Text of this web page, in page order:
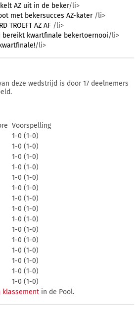
AZ uit in de beker/li>
met bekersucces AZ-kater /li>
TROEFT AZ AF /li>
bereikt kwartfinale bekertoernooi/li>
/li>
deze wedstrijd is door 17 deelnemers
Voorspelling
1-0 (1-0)
1-0 (1-0)
1-0 (1-0)
1-0 (1-0)
1-0 (1-0)
1-0 (1-0)
1-0 (1-0)
1-0 (1-0)
1-0 (1-0)
1-0 (1-0)
1-0 (1-0)
1-0 (1-0)
1-0 (1-0)
1-0 (1-0)
1-0 (1-0)
klassement in de Pool.